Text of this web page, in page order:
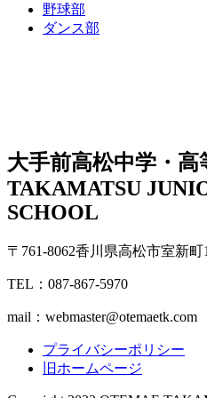
野球部
ダンス部
大手前高松中学・高
TAKAMATSU
SCHOOL
〒761-8062香川県高松市室新町
TEL：087-867-5970
mail：webmaster@otemaetk.com
プライバシーポリシー
旧ホームページ